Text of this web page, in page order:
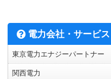
電力会社・サービス
東京電力エナジーパートナー
関西電力